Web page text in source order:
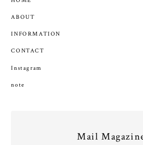
ABOUT
INFORMATION
CONTACT
Instagram
note
Mail